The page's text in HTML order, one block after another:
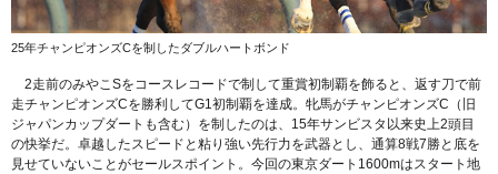
25年チャンピオンズCを制したダブルハートボンド
2走前のみやこSをコースレコードで制して重賞初制覇を飾ると、返す刀で前
走チャンピオンズCを勝利してG1初制覇を達成。牝馬がチャンピオンズC（旧
ジャパンカップダートも含む）を制したのは、15年サンビスタ以来史上2頭目
の快挙だ。卓越したスピードと粘り強い先行力を武器とし、通算8戦7勝と底を
見せていないことがセールスポイント。今回の東京ダート1600mはスタート地